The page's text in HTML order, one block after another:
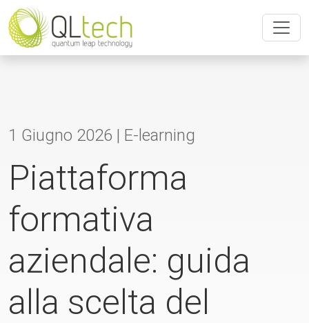
1 Giugno 2026 | E-learning
Piattaforma
formativa
aziendale: guida
alla scelta del